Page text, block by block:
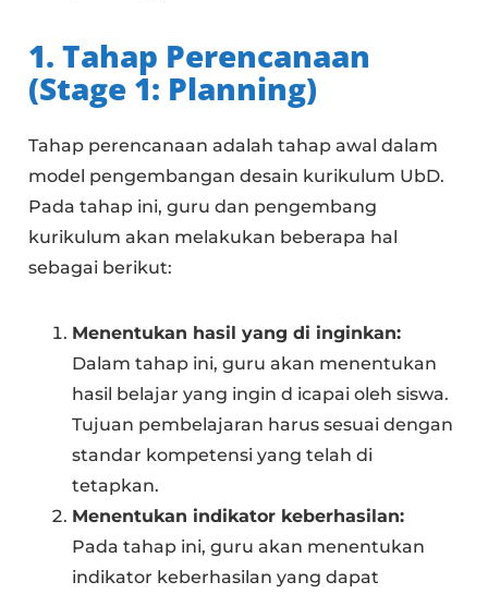
1. Tahap Perencanaan
(Stage 1: Planning)
Tahap perencanaan adalah tahap awal dalam
model pengembangan desain kurikulum UbD.
Pada tahap ini, guru dan pengembang
kurikulum akan melakukan beberapa hal
sebagai berikut:
Menentukan hasil yang di inginkan:
Dalam tahap ini, guru akan menentukan
hasil belajar yang ingin d icapai oleh siswa.
Tujuan pembelajaran harus sesuai dengan
standar kompetensi yang telah di
tetapkan.
Menentukan indikator keberhasilan:
Pada tahap ini, guru akan menentukan
indikator keberhasilan yang dapat